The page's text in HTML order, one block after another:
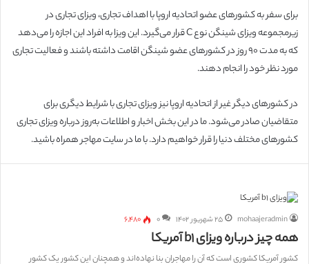
برای سفر به کشورهای عضو اتحادیه اروپا با اهداف تجاری، ویزای تجاری در
زیرمجموعه ویزای شینگن نوع C قرار می‌گیرد. این ویزا به افراد این اجازه را می‌دهد
که به مدت 90 روز در کشورهای عضو شینگن اقامت داشته باشند و فعالیت تجاری
مورد نظر خود را انجام دهند.
در کشورهای دیگر غیر از اتحادیه اروپا نیز ویزای تجاری با شرایط دیگری برای
متقاضیان صادر می‌شود. ما در این بخش اخبار و اطلاعات به‌روز درباره ویزای تجاری
کشورهای مختلف دنیا را قرار خواهیم دارد. با ما در سایت مهاجر همراه باشید.
mohaajeradmin ۲۵ شهریور ۱۴۰۲ ۰ ۶,۴۸۰
همه چیز درباره ویزای b1 آمریکا
کشور آمریکا کشوری است که آن را مهاجران بنا نهاده‌اند و همچنان این کشور یک کشور